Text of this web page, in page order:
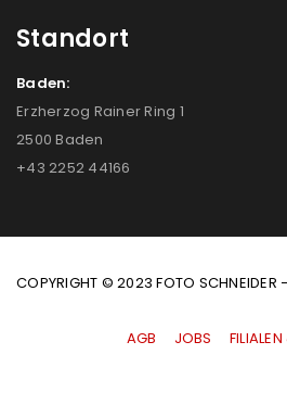
Standort
Baden:
Erzherzog Rainer Ring 1
2500 Baden
+43 2252 44166
COPYRIGHT © 2023 FOTO SCHNEIDER
AGB JOBS